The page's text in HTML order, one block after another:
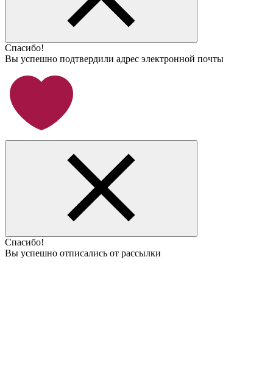
Спасибо!
Вы успешно подтвердили адрес электронной почты
Спасибо!
Вы успешно отписались от рассылки